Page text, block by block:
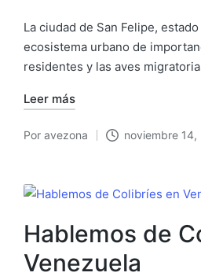
La ciudad de San Felipe,
ecosistema urbano de
residentes y las aves
Leer más
Publicado
Por avezona noviembre 14,
Hablemos de
Venezuela